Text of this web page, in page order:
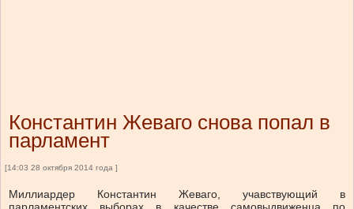
Константин Жеваго снова попал в
парламент
[14:03 28 октября 2014 года ]
Миллиардер Константин Жеваго, учавствующий в